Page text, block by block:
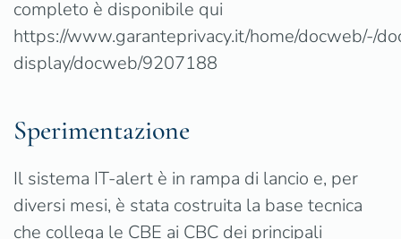
completo è disponibile qui
https://www.garanteprivacy.it/home/docweb/-/
display/docweb/9207188
Sperimentazione
Il sistema IT-alert è in rampa di lancio e, per
diversi mesi, è stata costruita la base tecnica
che collega le CBE ai CBC dei principali